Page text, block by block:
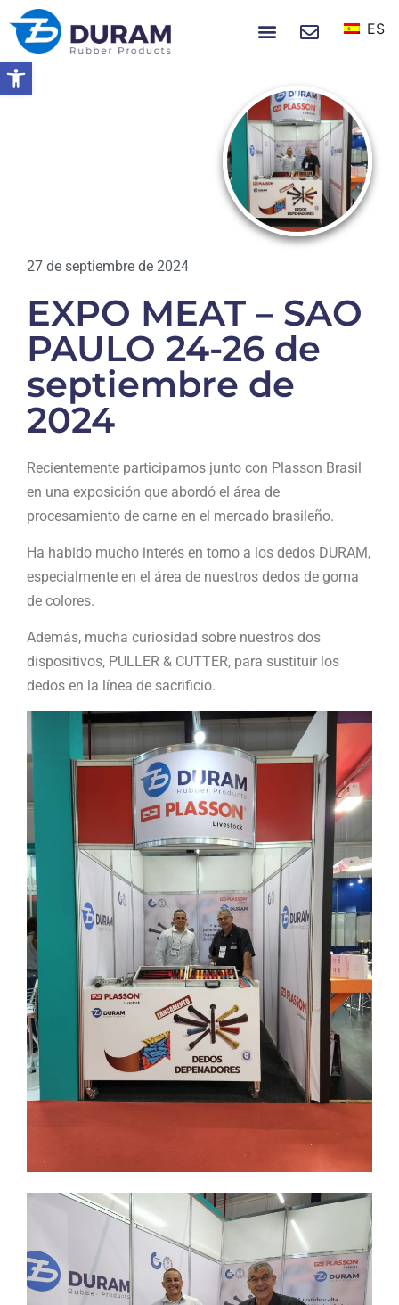
Abrir barra de herramientas
ES
27 de septiembre de 2024
EXPO MEAT – SAO
PAULO 24-26 de
septiembre de
2024
Recientemente participamos junto con Plasson Brasil
en una exposición que abordó el área de
procesamiento de carne en el mercado brasileño.
Ha habido mucho interés en torno a los dedos DURAM,
especialmente en el área de nuestros dedos de goma
de colores.
Además, mucha curiosidad sobre nuestros dos
dispositivos, PULLER & CUTTER, para sustituir los
dedos en la línea de sacrificio.